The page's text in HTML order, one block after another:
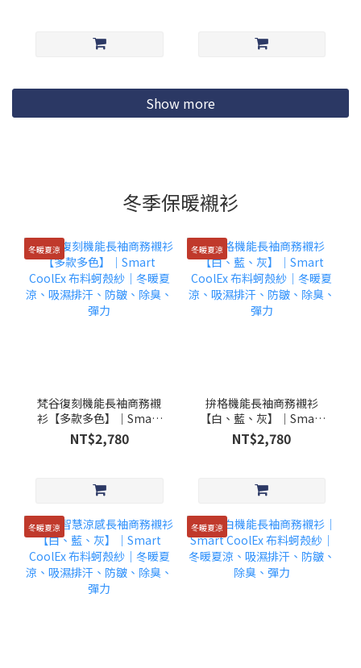
Show more
冬季保暖襯衫
冬暖夏涼
梵谷復刻機能長袖商務襯
衫【多款多色】｜Smart
CoolEx 布料蚵殼紗｜冬暖
夏涼、吸濕排汗、防皺、
NT$2,780
冬暖夏涼
拚格機能長袖商務襯衫
【白、藍、灰】│Smart
CoolEx 布料蚵殼紗│冬暖
夏涼、吸濕排汗、防皺、
NT$2,780
冬暖夏涼 冬暖夏涼